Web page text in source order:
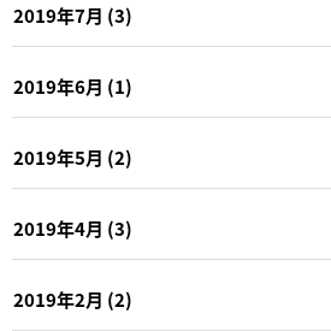
2019年7月 (3)
2019年6月 (1)
2019年5月 (2)
2019年4月 (3)
2019年2月 (2)